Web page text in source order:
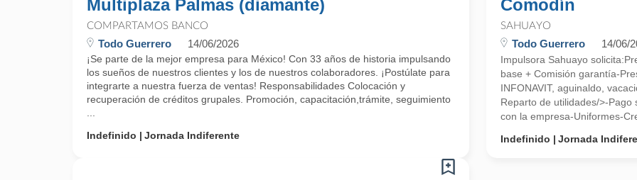
Multiplaza Palmas (diamante)
COMPARTAMOS BANCO
Todo Guerrero 14/06/2026
¡Se parte de la mejor empresa para México! Con 33 años de historia impulsando
los sueños de nuestros clientes y los de nuestros colaboradores. ¡Postúlate para
integrarte a nuestra fuerza de ventas! Responsabilidades Colocación y
recuperación de créditos grupales. Promoción, capacitación,trámite, seguimiento
Indefinido
Jornada Indiferente
Comodín
SAHUAYO
Todo Guerrero 14/06/
Impulsora Sahuayo
base + Comisión garantía-
INFONAVIT, aguinaldo,
Reparto de utilidades/>-
con la empresa-Uniformes-
Indefinido
Jornada